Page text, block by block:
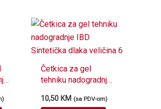
Četkica za gel
tehniku nadogradnje
veličina 6
10,50 KM (sa PDV-om)